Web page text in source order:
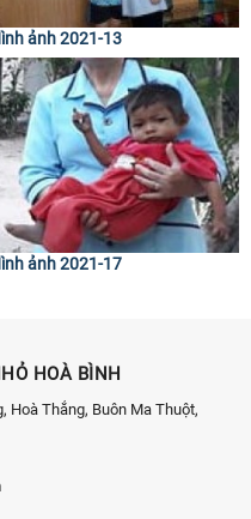
ảnh 2021-13
ảnh 2021-17
HOÀ BÌNH
Hoà Thắng, Buôn Ma Thuột,